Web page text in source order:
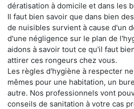
dératisation à domicile et dans les
Il faut bien savoir que dans bien
de nuisibles survient à cause d'un
d'une négligence sur le plan de
aidons à savoir tout ce qu'il faut
attirer ces rongeurs chez vous.
Les règles d'hygiène à respecter
mêmes pour une habitation, un
autre. Nos professionnels vont
conseils de sanitation à votre cas